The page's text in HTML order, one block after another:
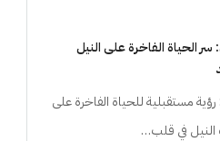
الحياة الفاخرة على النيل
مستقبلية للحياة الفاخرة على
في قلب…